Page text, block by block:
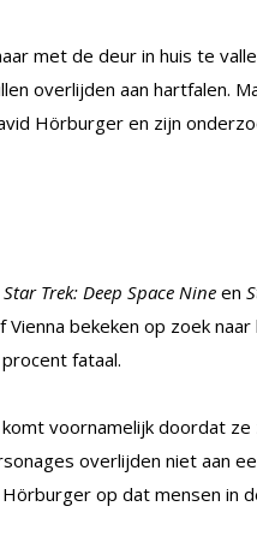
met de deur in huis te
overlijden aan hartfalen.
Hörburger en zijn
Star Trek: Deep Space Nine en
bekeken op zoek naar
fataal.
voornamelijk doordat ze
overlijden niet aan
op dat mensen in